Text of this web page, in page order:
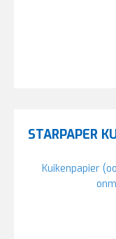
STARPAPER
Kuikenpapier